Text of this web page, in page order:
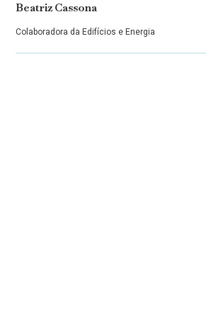
Beatriz Cassona
Colaboradora da Edifícios e Energia